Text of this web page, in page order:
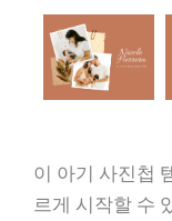
이 아기 사진첩
르게 시작할 수